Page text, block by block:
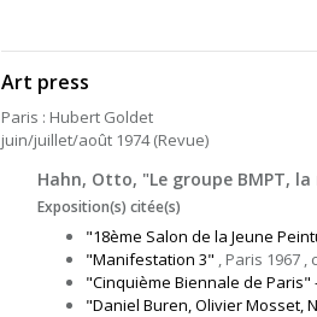
Art press
Paris : Hubert Goldet
juin/juillet/août 1974 (Revue)
Hahn, Otto, "Le groupe BMPT,
Exposition(s) citée(s)
"18ème Salon de la Jeune
"Manifestation 3" , Paris 1967 ,
"Cinquième Biennale de
"Daniel Buren, Olivier Mosset,